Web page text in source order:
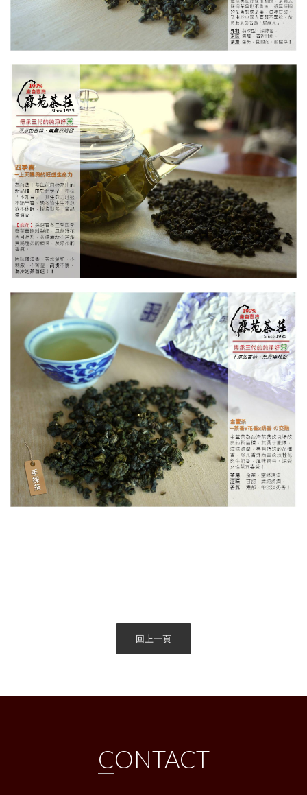
回上一頁
CONTACT